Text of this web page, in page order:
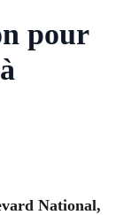
pour
National,